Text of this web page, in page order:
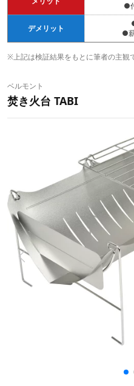
●
デメリット
●
※上記は検証結果をもとに筆者の主観
ベルモント
焚き火台 TABI